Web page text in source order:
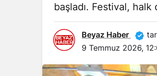
başladı. Festival, halk
Beyaz Haber
9 Temmuz 2026,